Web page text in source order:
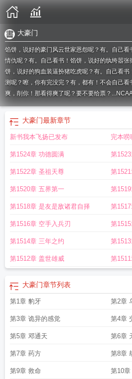
大豪门
馅饼，说好的豪门风云世家恩怨呢？有。自己
情仇呢？有。自己看书！馅饼，说好的纨绔嚣
饼，说好的狗血装逼扮猪吃虎呢？有。自己看
测呢？嚓，你有完没完？有，都有！不会自己
爽，削你！那看得爽了呢？要不要给票？...
港十大豪门大豪门不信天上掉馅饼乒乓球四
杯八大豪门大豪门人物介绍大全
门 五大联赛八大豪门
趣阁免费阅读大豪门TXT 大豪门全文免费广
四大豪门
欧洲足坛八大豪门 大豪门瓷砖广东
豪门百度百科中国最顶级的五大豪门 大豪门
剧演员表香港四大豪门 大豪门是杂牌还是名牌
砖是广东砖吗大豪门瓷砖属于什么档次欧洲
不信天上掉馅饼lpl御三家和四大豪门 英超七
谁的旗下
足坛十大豪门 土耳其足球四大豪门
大豪门 广州高中四大豪门 广州神学院 四大豪
网大豪门电视连续剧大豪门电视剧免费观看
TXT 德甲传统六大豪门 大豪门TXT全本免费
大豪门港岛四大豪门 英超五
杯八大豪门 大豪门 不信天上掉馅饼TXT广州初
豪门七大豪门足球十大豪门 大宅门演员名单
398发大豪门瓷砖是杂牌子吗 香港十大家族大
豪门足坛八大豪门
大豪门最新章节
新书我本飞扬已发布 完本唠
第1524章 功德圆满 第
第1522章 圣祖天尊 第
第1520章 五界第一 第
第1518章 是友是敌诸君自择 第
第1516章 空手入兵刃 第
第1514章 三年之约 第
第1512章 盖世雄威 第
大豪门章节列表
第1章 豹牙 第2章
第3章 诡异的感觉 第4章
第5章 邓通天 第6章
第7章 药方 第8章
第9章 救命 第10章